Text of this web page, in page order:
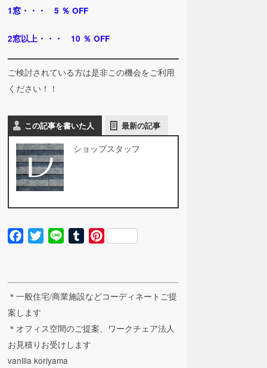
1窓・・・ 5 ％ OFF
2窓以上・・・ 10 ％ OFF
ご検討されている方は是非この機会をご利用
ください！！
この記事を書いた人 最新の記事
ショップスタッフ
Facebook
Twitter Line TumblrPinterest
＊一般住宅/商業施設などコーディネートご提
案します
＊オフィス空間のご提案、ワークチェア法人
お見積りお受けします
vanilla koriyama